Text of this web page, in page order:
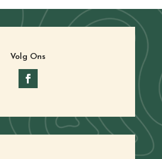
Volg Ons